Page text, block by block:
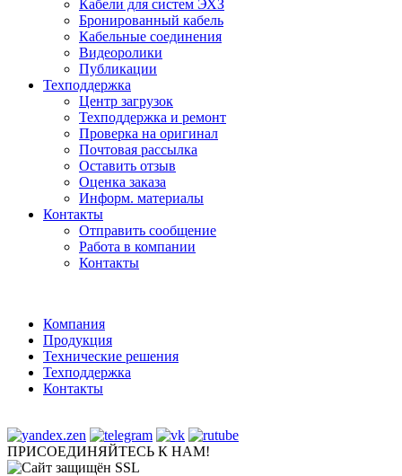
Кабели для систем ЭХЗ
Бронированный кабель
Кабельные соединения
Видеоролики
Публикации
Техподдержка
Центр загрузок
Техподдержка и ремонт
Проверка на оригинал
Почтовая рассылка
Оставить отзыв
Оценка заказа
Информ. материалы
Контакты
Отправить сообщение
Работа в компании
Контакты
Компания
Продукция
Технические решения
Техподдержка
Контакты
ПРИСОЕДИНЯЙТЕСЬ К НАМ!